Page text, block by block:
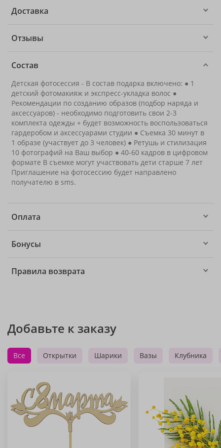
Доставка
Отзывы
Состав
Детская фотосессия - В состав подарка включено: ● 1
детский фотомакияж и экспресс-укладка волос ●
Рекомендации по созданию образов (подбор наряда и
аксессуаров) - необходимо подготовить свои 2-3
комплекта одежды + будет возможность воспользоваться
гардеробом и аксессуарами студии ● Съемка 30 минут в
1 образе (участвует до 3 человек) ● Ретушь и стилизация
10 фотографий на Ваш выбор ● 40-60 кадров в цифровом
формате В съемке могут участвовать дети старше 7 лет
Приглашение на фотосессию будет направлено
получателю в sms.
Оплата
Бонусы
Правила возврата
Добавьте к заказу
Все Открытки Шарики Вазы Клубника